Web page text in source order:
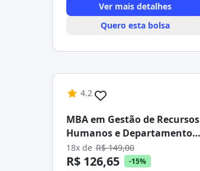
Ver mais detalhes
Quero esta bolsa
4.2
MBA em Gestão de Recursos
Humanos e Departamento
Pessoal
18x de R$ 149,00
R$ 126,65 -15%